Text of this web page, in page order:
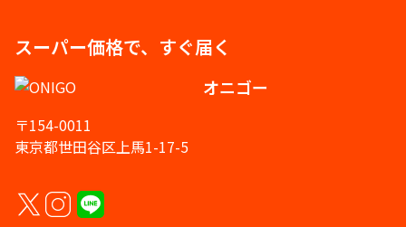
スーパー価格で、すぐ届く
オニゴー
〒154-0011
東京都世田谷区上馬1-17-5